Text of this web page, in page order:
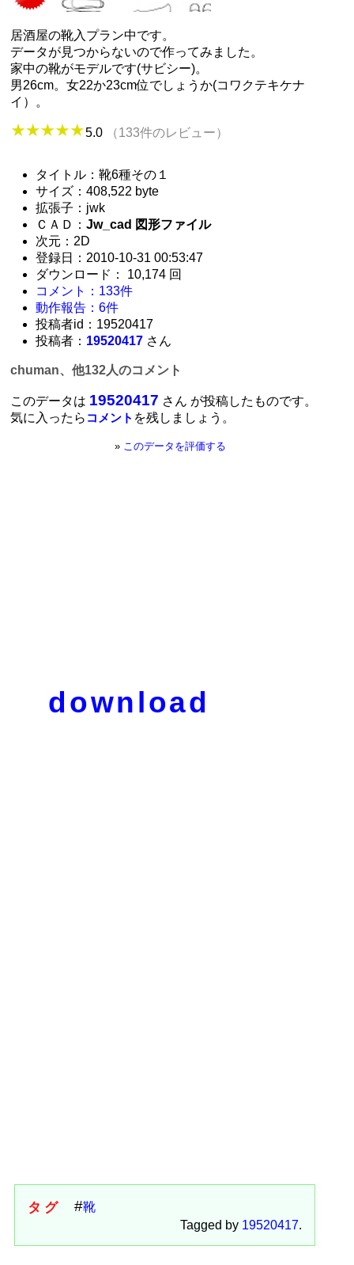
居酒屋の靴入プラン中です。
データが見つからないので作ってみました。
家中の靴がモデルです(サビシー)。
男26cm。女22か23cm位でしょうか(コワクテキケナ
イ）。
5.0 （133件のレビュー）
タイトル：靴6種その１
サイズ：408,522 byte
拡張子：jwk
ＣＡＤ：Jw_cad 図形ファイル
次元：2D
登録日：2010-10-31 00:53:47
ダウンロード： 10,174 回
コメント：133件
動作報告：6件
投稿者id：19520417
投稿者： 19520417 さん
chuman、他132人のコメント
このデータは 19520417 さん が投稿したものです。
気に入ったら コメント を残しましょう。
» このデータを評価する
download
タグ
靴
Tagged by 19520417.